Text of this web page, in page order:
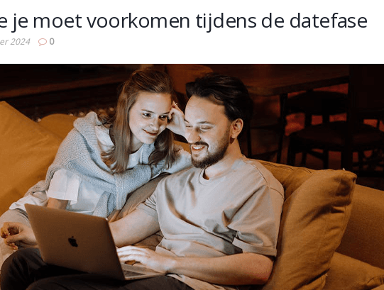
je moet voorkomen tijdens de datefase
2024 0